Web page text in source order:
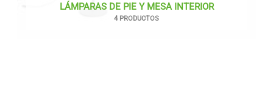
LÁMPARAS DE PIE Y MESA INTERIOR
4 PRODUCTOS